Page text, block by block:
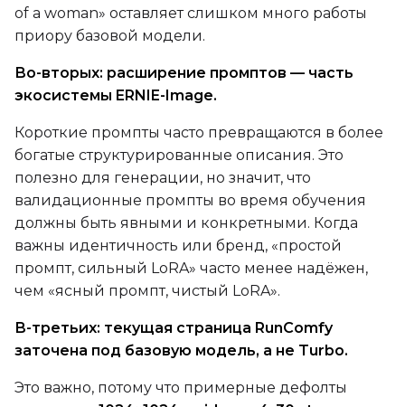
Other
ADVANCED
DATASETS
The Target Dataset
come back here.
of a woman» оставляет слишком много работы
приору базовой модели.
Во-вторых: расширение промптов — часть
экосистемы ERNIE-Image.
Короткие промпты часто превращаются в более
богатые структурированные описания. Это
полезно для генерации, но значит, что
валидационные промпты во время обучения
должны быть явными и конкретными. Когда
важны идентичность или бренд, «простой
промпт, сильный LoRA» часто менее надёжен,
чем «ясный промпт, чистый LoRA».
В-третьих: текущая страница RunComfy
заточена под базовую модель, а не Turbo.
Это важно, потому что примерные дефолты